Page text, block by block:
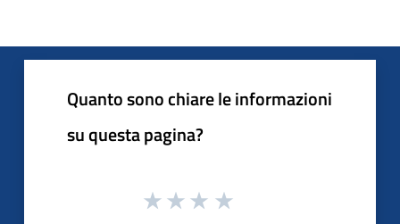
Quanto sono chiare le informazioni
su questa pagina?